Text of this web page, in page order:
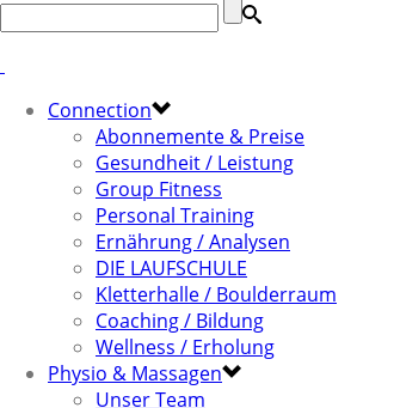
Connection
Abonnemente & Preise
Gesundheit / Leistung
Group Fitness
Personal Training
Ernährung / Analysen
DIE LAUFSCHULE
Kletterhalle / Boulderraum
Coaching / Bildung
Wellness / Erholung
Physio & Massagen
Unser Team